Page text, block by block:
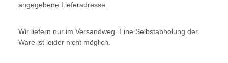
angegebene Lieferadresse.
Wir liefern nur im Versandweg. Eine Selbstabholung der
Ware ist leider nicht möglich.